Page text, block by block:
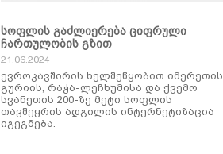
სოფლის გაძლიერება ციფრული
ჩართულობის გზით
21.06.2024
ევროკავშირის ხელშეწყობით იმერეთის,
გურიის, რაჭა-ლეჩხუმისა და ქვემო
სვანეთის 200-ზე მეტი სოფლის
თავშეყრის ადგილის ინტერნეტიზაცია
იგეგმება.